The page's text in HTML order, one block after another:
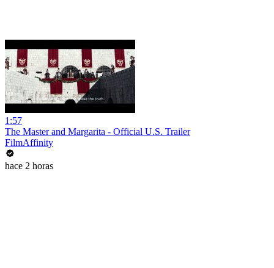
1:57
The Master and Margarita - Official U.S. Trailer
FilmAffinity
hace 2 horas